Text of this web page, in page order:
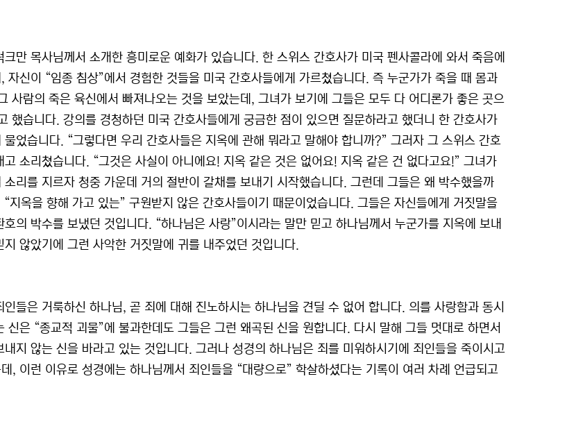
크만 목사님께서 소개한 흥미로운 예화가 있습니다. 한 스위스 간호사가 미국 펜사콜라에 와서 죽음에
자신이 “임종 침상”에서 경험한 것들을 미국 간호사들에게 가르쳤습니다. 즉 누군가가 죽을 때 몸과
사람의 죽은 육신에서 빠져나오는 것을 보았는데, 그녀가 보기에 그들은 모두 다 어디론가 좋은 곳으
했습니다. 강의를 경청하던 미국 간호사들에게 궁금한 점이 있으면 질문하라고 했더니 한 간호사가
물었습니다. “그렇다면 우리 간호사들은 지옥에 관해 뭐라고 말해야 합니까?” 그러자 그 스위스 간호
고 소리쳤습니다. “그것은 사실이 아니에요! 지옥 같은 것은 없어요! 지옥 같은 건 없다고요!” 그녀가
소리를 지르자 청중 가운데 거의 절반이 갈채를 보내기 시작했습니다. 그런데 그들은 왜 박수했을까
지옥을 향해 가고 있는” 구원받지 않은 간호사들이기 때문이었습니다. 그들은 자신들에게 거짓말을
호의 박수를 보냈던 것입니다. “하나님은 사랑”이시라는 말만 믿고 하나님께서 누군가를 지옥에 보내
지 않았기에 그런 사악한 거짓말에 귀를 내주었던 것입니다.
인들은 거룩하신 하나님, 곧 죄에 대해 진노하시는 하나님을 견딜 수 없어 합니다. 의를 사랑함과 동시
신은 “종교적 괴물”에 불과한데도 그들은 그런 왜곡된 신을 원합니다. 다시 말해 그들 멋대로 하면서
내지 않는 신을 바라고 있는 것입니다. 그러나 성경의 하나님은 죄를 미워하시기에 죄인들을 죽이시고
, 이런 이유로 성경에는 하나님께서 죄인들을 “대량으로” 학살하셨다는 기록이 여러 차례 언급되고